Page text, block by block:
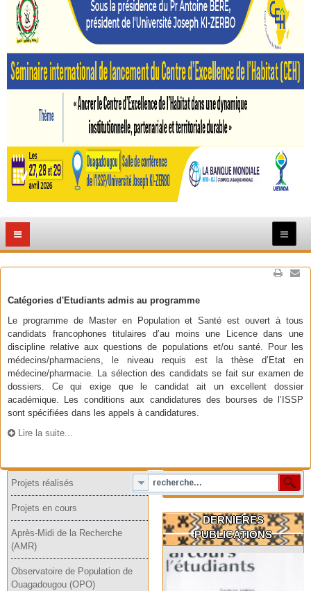
Catégories d'Etudiants admis au programme
Le programme de Master en Population et Santé est ouvert à tous
candidats francophones titulaires d’au moins une Licence dans une
discipline relative aux questions de populations et/ou santé. Pour les
médecins/pharmaciens, le niveau requis est la thèse d’Etat en
médecine/pharmacie. La sélection des candidats se fait sur examen de
dossiers. Ce qui exige que le candidat ait un excellent dossier
académique. Les conditions aux candidatures des bourses de l’ISSP
sont spécifiées dans les appels à candidatures.
Lire la suite...
Projets réalisés
Projets en cours
Après-Midi de la Recherche
(AMR)
Observatoire de Population de
Ouagadougou (OPO)
DERNIERES
PUBLICATIONS